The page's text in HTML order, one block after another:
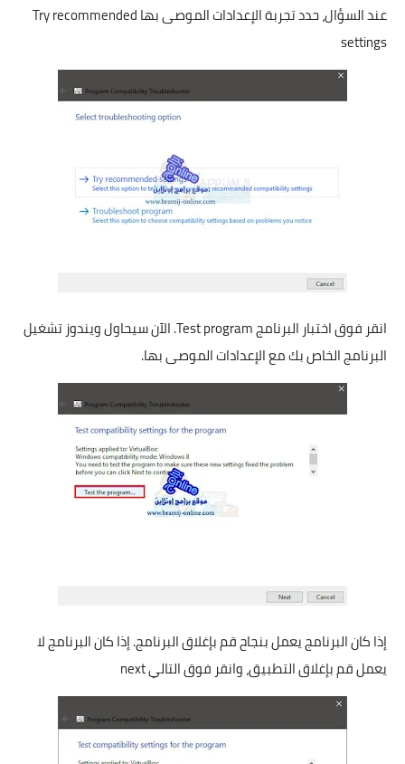
عند السؤال، حدد تجربة الإعدادات الموصى بها Try recommended
settings
انقر فوق اختبار البرنامج Test program. الآن سيحاول ويندوز تشغيل
البرنامج الخاص بك مع الإعدادات الموصى بها.
إذا كان البرنامج يعمل بنجاح قم بإغلاق البرنامج. إذا كان البرنامج لا
يعمل قم بإغلاق التطبيق، وانقر فوق التالي next